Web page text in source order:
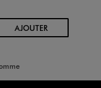
AJOUTERAU PANIER